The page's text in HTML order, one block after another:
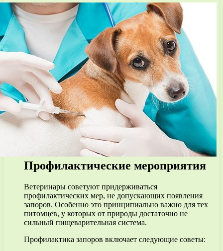
Профилактические мероприятия
Ветеринары советуют придерживаться
профилактических мер, не допускающих появления
запоров. Особенно это принципиально важно для тех
питомцев, у которых от природы достаточно не
сильный пищеварительная система.
Профилактика запоров включает следующие советы: